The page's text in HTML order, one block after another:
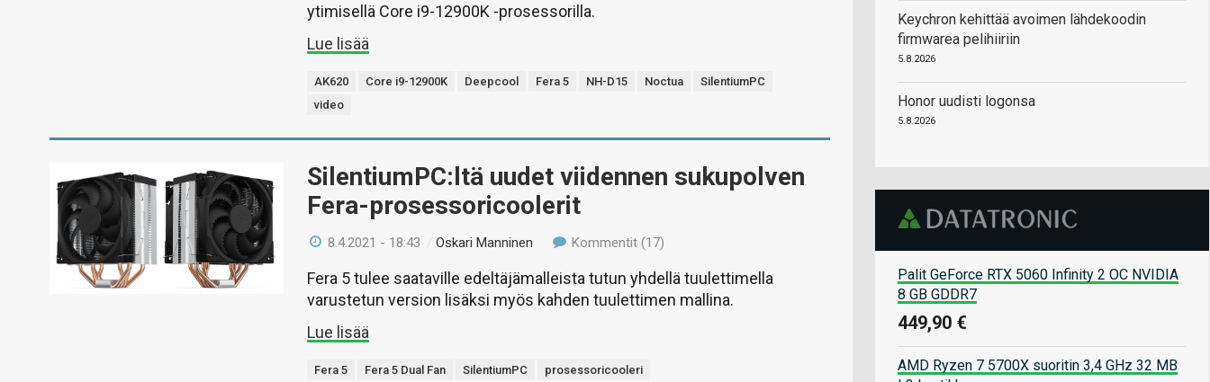
ytimisellä Core i9-12900K -prosessorilla.
Lue lisää
AK620 Core i9-12900K Deepcool Fera 5 NH-D15 Noctua
SilentiumPC
video
SilentiumPC:ltä uudet viidennen sukupolven
Fera-prosessoricoolerit
8.4.2021 - 18:43 /Oskari Manninen Kommentit (17)
Fera 5 tulee saataville edeltäjämalleista tutun yhdellä tuulettimella
varustetun version lisäksi myös kahden tuulettimen mallina.
Lue lisää
Fera 5 Fera 5 Dual Fan SilentiumPC prosessoricooleri
Keychron kehittää avoimen lähdekoodin
firmwarea pelihiiriin
5.8.2026
Honor uudisti logonsa
5.8.2026
Palit GeForce RTX 5060 Infinity 2 OC NVIDIA
8 GB GDDR7
449,90 €
AMD Ryzen 7 5700X suoritin 3,4 GHz 32 MB